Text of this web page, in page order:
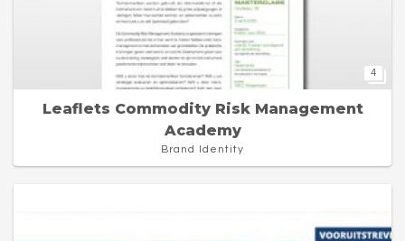
4
Leaflets Commodity Risk Management
Academy
Brand Identity